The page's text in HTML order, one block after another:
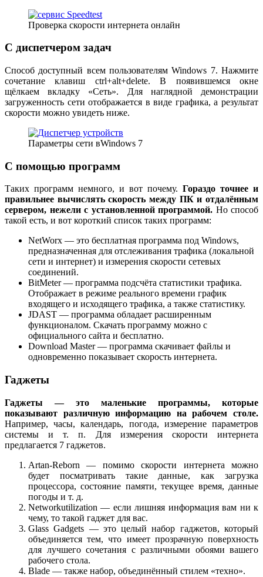
Проверка скорости интернета онлайн
С диспетчером задач
Способ доступный всем пользователям Windows 7. Нажмите
сочетание клавиш ctrl+alt+delete. В появившемся окне
щёлкаем вкладку «Сеть». Для наглядной демонстрации
загруженность сети отображается в виде графика, а результат
скорости можно увидеть ниже.
Параметры сети вWindows 7
С помощью программ
Таких программ немного, и вот почему. Гораздо точнее и
правильнее вычислять скорость между ПК и отдалённым
сервером, нежели с установленной программой. Но способ
такой есть, и вот короткий список таких программ:
NetWorx — это бесплатная программа под Windows,
предназначенная для отслеживания трафика (локальной
сети и интернет) и измерения скорости сетевых
соединений.
BitMeter — программа подсчёта статистики трафика.
Отображает в режиме реального времени график
входящего и исходящего трафика, а также статистику.
JDAST — программа обладает расширенным
функционалом. Скачать программу можно с
официального сайта и бесплатно.
Download Master — программа скачивает файлы и
одновременно показывает скорость интернета.
Гаджеты
Гаджеты — это маленькие программы, которые
показывают различную информацию на рабочем столе.
Например, часы, календарь, погода, измерение параметров
системы и т. п. Для измерения скорости интернета
предлагается 7 гаджетов.
Artan-Reborn — помимо скорости интернета можно
будет посматривать такие данные, как загрузка
процессора, состояние памяти, текущее время, данные
погоды и т. д.
Networkutilization — если лишняя информация вам ни к
чему, то такой гаджет для вас.
Glass Gadgets — это целый набор гаджетов, который
объединяется тем, что имеет прозрачную поверхность
для лучшего сочетания с различными обоями вашего
рабочего стола.
Blade — также набор, объединённый стилем «техно».